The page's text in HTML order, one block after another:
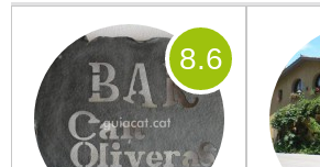
8.6